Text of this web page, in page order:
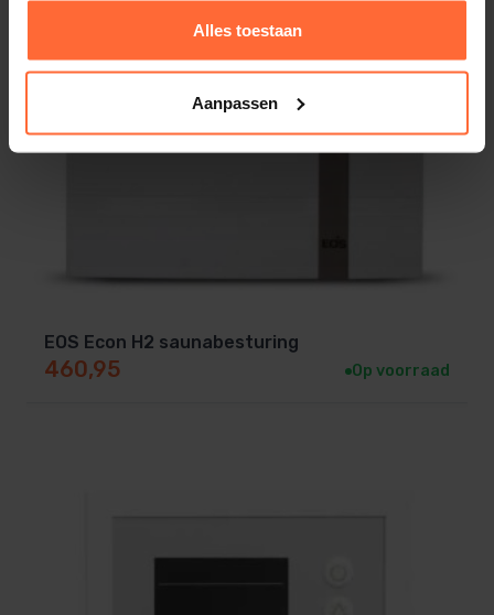
Alles toestaan
Aanpassen
EOS Econ H2 saunabesturing
460,95 Op voorraad